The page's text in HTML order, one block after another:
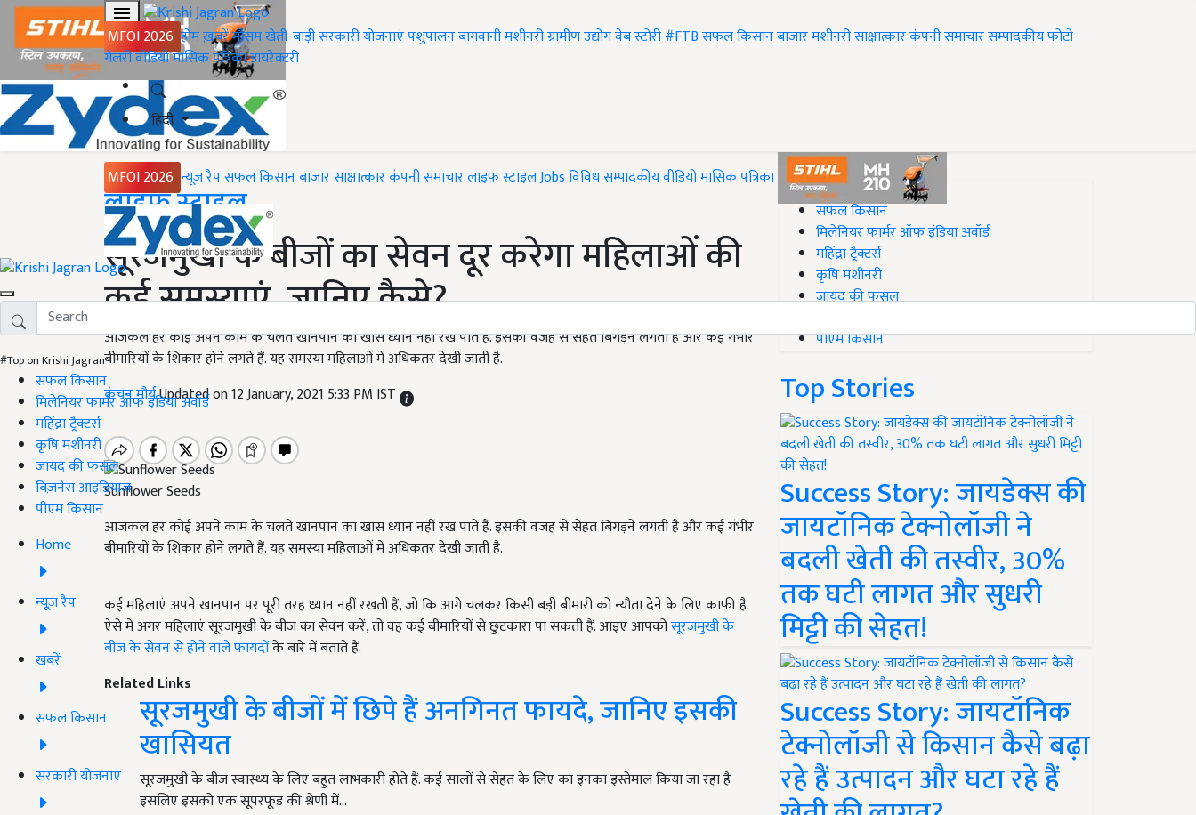
MFOI 2026 होमख़बरेंमौसमखेती-बाड़ीसरकारी योजनाएंपशुपालनबागवानीमशीनरीग्रामीण उद्योगवेब स्टोरी#FTBसफल किसानबाजारमशीनरीसाक्षात्कारकंपनी समाचारसम्पादकीयफोटो
गैलरीवीडियोमासिक पत्रिकाडायरेक्टरी
हिंदी
MFOI 2026 न्यूज़ रैपसफल किसानबाजारसाक्षात्कारकंपनी समाचारलाइफ स्टाइलJobsविविधसम्पादकीयवीडियोमासिक पत्रिका
#Top on Krishi Jagran
सफल किसान
मिलेनियर फार्मर ऑफ इंडिया अवॉर्ड
महिंद्रा ट्रैक्टर्स
कृषि मशीनरी
जायद की फसल
बिज़नेस आइडियाज
पीएम किसान
Home
न्यूज़ रैप
खबरें
सफल किसान
सरकारी योजनाएं
Home
लाइफ स्टाइल
सूरजमुखी के बीजों का सेवन दूर करेगा महिलाओं की
कई समस्याएं, जानिए कैसे?
आजकल हर कोई अपने काम के चलते खानपान का खास ध्यान नहीं रख पाते हैं. इसकी वजह से सेहत बिगड़ने लगती है और कई गंभीर
बीमारियों के शिकार होने लगते हैं. यह समस्या महिलाओं में अधिकतर देखी जाती है.
कंचन मौर्यUpdated on 12 January, 2021 5:33 PM IST
Sunflower Seeds
आजकल हर कोई अपने काम के चलते खानपान का खास ध्यान नहीं रख पाते हैं. इसकी वजह से सेहत बिगड़ने लगती है और कई गंभीर
बीमारियों के शिकार होने लगते हैं. यह समस्या महिलाओं में अधिकतर देखी जाती है.
कई महिलाएं अपने खानपान पर पूरी तरह ध्यान नहीं रखती हैं, जो कि आगे चलकर किसी बड़ी बीमारी को न्यौता देने के लिए काफी है.
ऐसे में अगर महिलाएं सूरजमुखी के बीज का सेवन करें, तो वह कई बीमारियों से छुटकारा पा सकती हैं. आइए आपकोसूरजमुखी के
बीज के सेवन से होने वाले फायदोंके बारे में बताते हैं.
Related Links
सूरजमुखी के बीजों में छिपे हैं अनगिनत फायदे, जानिए इसकी
खासियत
सूरजमुखी के बीज स्वास्थ्य के लिए बहुत लाभकारी होते हैं. कई सालों से सेहत के लिए का इनका इस्तेमाल किया जा रहा है
इसलिए इसको एक सूपरफूड की श्रेणी में…
#Top on Krishi Jagran
सफल किसान
मिलेनियर फार्मर ऑफ इंडिया अवॉर्ड
महिंद्रा ट्रैक्टर्स
कृषि मशीनरी
जायद की फसल
पीएम किसान
Top Stories
Success Story: जायडेक्स की
जायटॉनिक टेक्नोलॉजी ने
बदली खेती की तस्वीर, 30%
तक घटी लागत और सुधरी
मिट्टी की सेहत!
Success Story: जायटॉनिक
टेक्नोलॉजी से किसान कैसे बढ़ा
रहे हैं उत्पादन और घटा रहे हैं